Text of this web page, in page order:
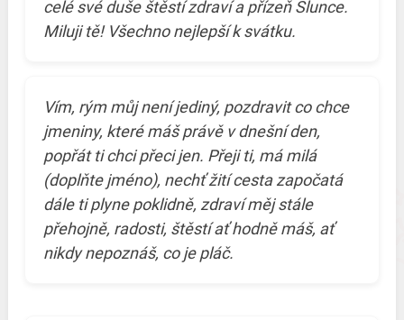
celé své duše štěstí zdraví a přízeň Slunce.
Miluji tě! Všechno nejlepší k svátku.
Vím, rým můj není jediný, pozdravit co chce
jmeniny, které máš právě v dnešní den,
popřát ti chci přeci jen. Přeji ti, má milá
(doplňte jméno), nechť žití cesta započatá
dále ti plyne poklidně, zdraví měj stále
přehojně, radosti, štěstí ať hodně máš, ať
nikdy nepoznáš, co je pláč.